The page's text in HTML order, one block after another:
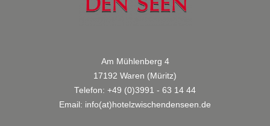
Am Mühlenberg 4
17192 Waren (Müritz)
Telefon: +49 (0)3991 - 63 14 44
Email: info(at)hotelzwischendenseen.de